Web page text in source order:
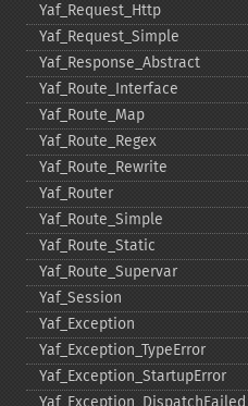
Yaf_​Request_​Http
Yaf_​Request_​Simple
Yaf_​Response_​Abstract
Yaf_​Route_​Interface
Yaf_​Route_​Map
Yaf_​Route_​Regex
Yaf_​Route_​Rewrite
Yaf_​Router
Yaf_​Route_​Simple
Yaf_​Route_​Static
Yaf_​Route_​Supervar
Yaf_​Session
Yaf_​Exception
Yaf_​Exception_​TypeError
Yaf_​Exception_​StartupError
Yaf_​Exception_​DispatchFailed